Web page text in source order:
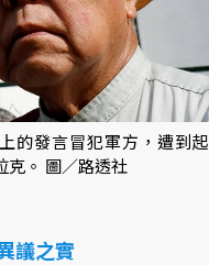
的發言冒犯軍方，遭到起
克。 圖／路透社
議之實